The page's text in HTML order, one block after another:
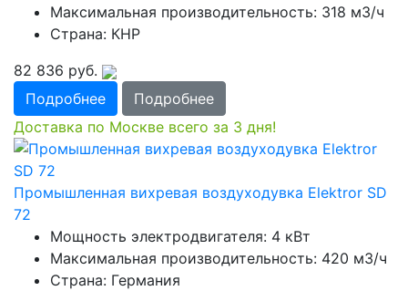
Максимальная производительность: 318 м3/ч
Страна: КНР
82 836 руб.
Подробнее
Подробнее
Доставка по Москве всего за 3 дня!
Промышленная вихревая воздуходувка Elektror SD
72
Мощность электродвигателя: 4 кВт
Максимальная производительность: 420 м3/ч
Страна: Германия